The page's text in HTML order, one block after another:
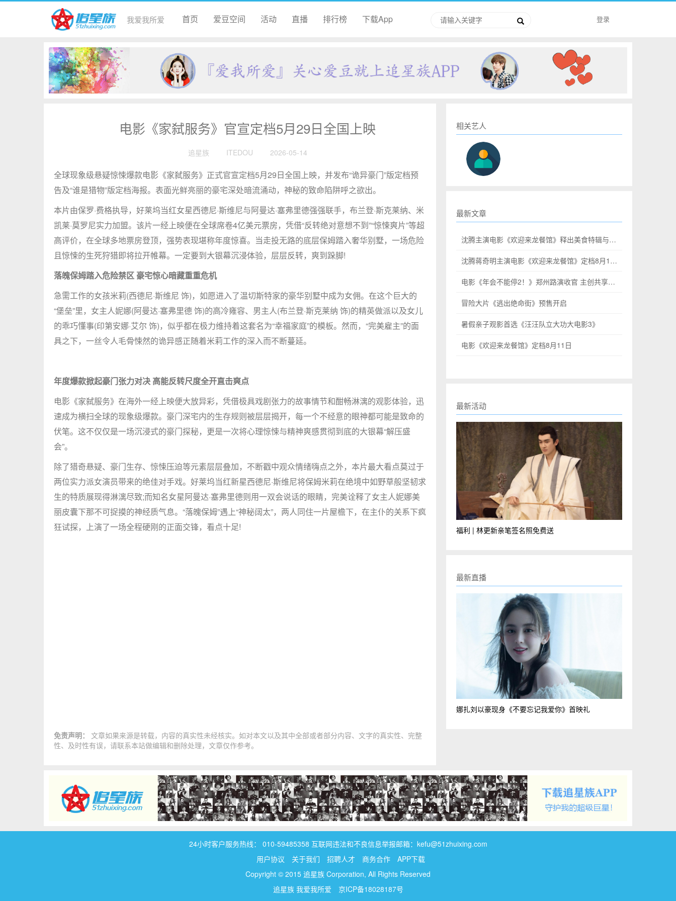
我爱我所爱 首页 爱豆空间 活动 直播 排行榜 下载App 登录
电影《家弑服务》官宣定档5月29日全国上映
追星族 ITEDOU 2026-05-14
全球现象级悬疑惊悚爆款电影《家弑服务》正式官宣定档5月29日全国上映，并发布“诡异豪门”版定档预
告及“谁是猎物”版定档海报。表面光鲜亮丽的豪宅深处暗流涌动，神秘的致命陷阱呼之欲出。
本片由保罗·费格执导，好莱坞当红女星西德尼·斯维尼与阿曼达·塞弗里德强强联手，布兰登·斯克莱纳、米
凯莱·莫罗尼实力加盟。该片一经上映便在全球席卷4亿美元票房，凭借“反转绝对意想不到”“惊悚爽片”等超
高评价，在全球多地票房登顶，强势表现堪称年度惊喜。当走投无路的底层保姆踏入奢华别墅，一场危险
且惊悚的生死狩猎即将拉开帷幕。一定要到大银幕沉浸体验，层层反转，爽到跺脚!
落魄保姆踏入危险禁区 豪宅惊心暗藏重重危机
急需工作的女孩米莉(西德尼·斯维尼 饰)，如愿进入了温切斯特家的豪华别墅中成为女佣。在这个巨大的
“堡垒”里，女主人妮娜(阿曼达·塞弗里德 饰)的高冷雍容、男主人(布兰登·斯克莱纳 饰)的精英做派以及女儿
的乖巧懂事(印第安娜·艾尔 饰)，似乎都在极力维持着这套名为“幸福家庭”的模板。然而，“完美雇主”的面
具之下，一丝令人毛骨悚然的诡异感正随着米莉工作的深入而不断蔓延。
年度爆款掀起豪门张力对决 高能反转尺度全开直击爽点
电影《家弑服务》在海外一经上映便大放异彩，凭借极具戏剧张力的故事情节和酣畅淋漓的观影体验，迅
速成为横扫全球的现象级爆款。豪门深宅内的生存规则被层层揭开，每一个不经意的眼神都可能是致命的
伏笔。这不仅仅是一场沉浸式的豪门探秘，更是一次将心理惊悚与精神爽感贯彻到底的大银幕“解压盛
会”。
除了猎奇悬疑、豪门生存、惊悚压迫等元素层层叠加，不断戳中观众情绪嗨点之外，本片最大看点莫过于
两位实力派女演员带来的绝佳对手戏。好莱坞当红新星西德尼·斯维尼将保姆米莉在绝境中如野草般坚韧求
生的特质展现得淋漓尽致;而知名女星阿曼达·塞弗里德则用一双会说话的眼睛，完美诠释了女主人妮娜美
丽皮囊下那不可捉摸的神经质气息。“落魄保姆”遇上“神秘阔太”，两人同住一片屋檐下，在主仆的关系下疯
狂试探，上演了一场全程硬刚的正面交锋，看点十足!
免责声明：
文章如果来源是转载，内容的真实性未经核实。如对本文以及其中全部或者部分内容、文字的真实性、完整
性、及时性有误，请联系本站做编辑和删除处理，文章仅作参考。
相关艺人
最新文章
沈腾主演电影《欢迎来龙餐馆》释出美食特辑与海报
沈腾蒋奇明主演电影《欢迎来龙餐馆》定档8月11日
电影《年会不能停2！》郑州路演收官 主创共享温情欢乐
冒险大片《逃出绝命街》预售开启
暑假亲子观影首选《汪汪队立大功大电影3》
电影《欢迎来龙餐馆》定档8月11日
最新活动
福利 | 林更新亲笔签名照免费送
最新直播
娜扎刘以豪现身《不要忘记我爱你》首映礼
24小时客户服务热线： 010-59485358 互联网违法和不良信息举报邮箱：kefu@51zhuixing.com
用户协议
关于我们 招聘人才 商务合作
APP下载
Copyright © 2015 追星族 Corporation, All Rights Reserved
追星族 我爱我所爱
京ICP备18028187号